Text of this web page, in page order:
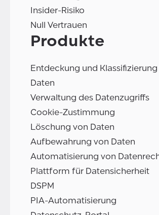
Insider-Risiko
Null Vertrauen
Produkte
Entdeckung und Klassifizierung
Daten
Verwaltung des Datenzugriffs
Cookie-Zustimmung
Löschung von Daten
Aufbewahrung von Daten
Automatisierung von
Plattform für Datensicherheit
DSPM
PIA-Automatisierung